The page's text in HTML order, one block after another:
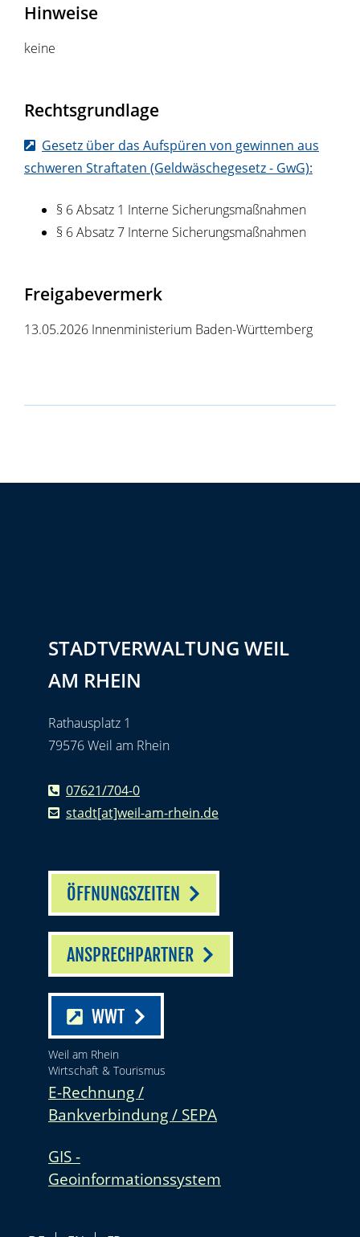
Hinweise
keine
Rechtsgrundlage
Gesetz über das Aufspüren von gewinnen aus
schweren Straftaten (Geldwäschegesetz - GwG):
§ 6 Absatz 1 Interne Sicherungsmaßnahmen
§ 6 Absatz 7 Interne Sicherungsmaßnahmen
Freigabevermerk
13.05.2026 Innenministerium Baden-Württemberg
STADTVERWALTUNG WEIL
AM RHEIN
Rathausplatz 1
79576 Weil am Rhein
07621/704-0
stadt[at]weil-am-rhein.de
ÖFFNUNGSZEITEN
ANSPRECHPARTNER
WWT
Weil am Rhein
Wirtschaft & Tourismus
E-Rechnung /
Bankverbindung / SEPA
GIS -
Geoinformationssystem